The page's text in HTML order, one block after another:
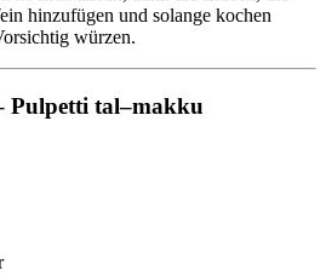
hinzufügen und solange kochen
würzen.
Pulpetti tal–makku